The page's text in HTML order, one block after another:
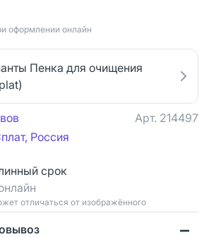
оформлении онлайн
Пенка для очищения
Арт. 214497
Россия
срок
отличаться от изображённого